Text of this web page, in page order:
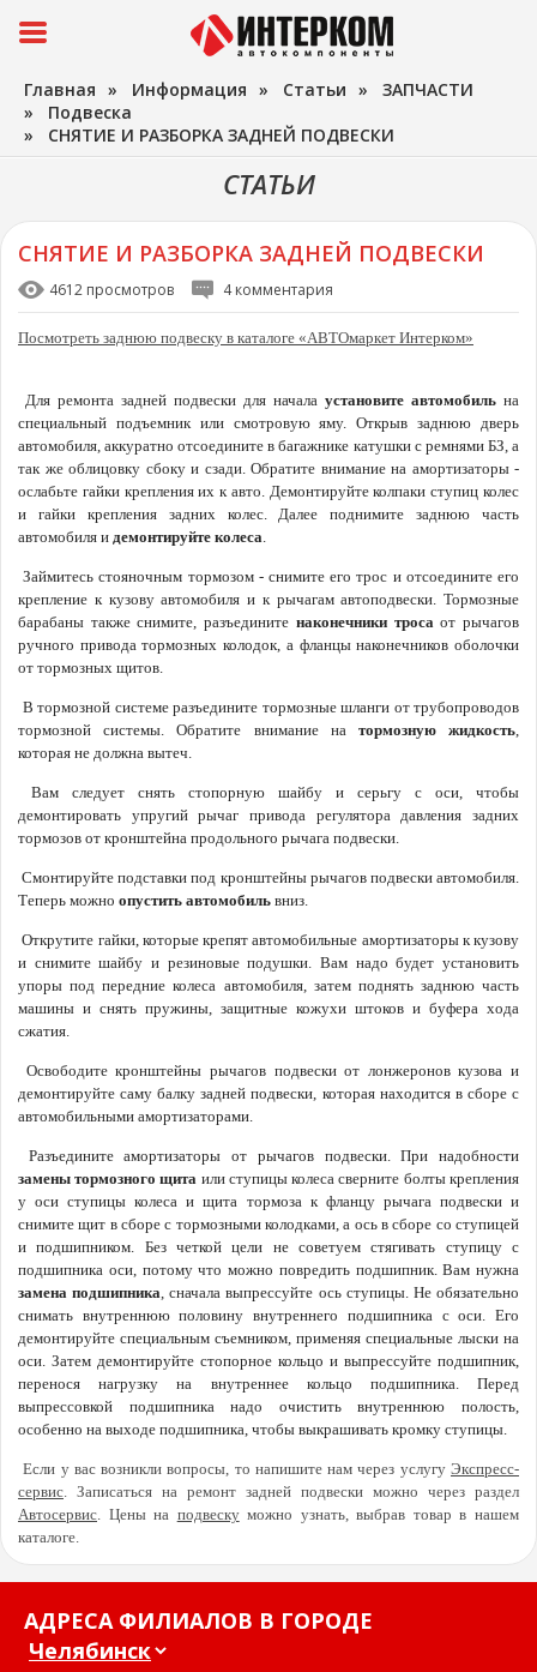
Главная » Информация » Статьи » ЗАПЧАСТИ
» Подвеска
» СНЯТИЕ И РАЗБОРКА ЗАДНЕЙ ПОДВЕСКИ
СТАТЬИ
СНЯТИЕ И РАЗБОРКА ЗАДНЕЙ ПОДВЕСКИ
4612 просмотров 4 комментария
Посмотреть заднюю подвеску в каталоге «АВТОмаркет Интерком»
Для ремонта задней подвески для начала установите автомобиль на
специальный подъемник или смотровую яму. Открыв заднюю дверь
автомобиля, аккуратно отсоедините в багажнике катушки с ремнями БЗ, а
так же облицовку сбоку и сзади. Обратите внимание на амортизаторы -
ослабьте гайки крепления их к авто. Демонтируйте колпаки ступиц колес
и гайки крепления задних колес. Далее поднимите заднюю часть
автомобиля и демонтируйте колеса.
Займитесь стояночным тормозом - снимите его трос и отсоедините его
крепление к кузову автомобиля и к рычагам автоподвески. Тормозные
барабаны также снимите, разъедините наконечники тросаот рычагов
ручного привода тормозных колодок, а фланцы наконечников оболочки
от тормозных щитов.
В тормозной системе разъедините тормозные шланги от трубопроводов
тормозной системы. Обратите внимание на тормозную жидкость,
которая не должна вытеч.
Вам следует снять стопорную шайбу и серьгу с оси, чтобы
демонтировать упругий рычаг привода регулятора давления задних
тормозов от кронштейна продольного рычага подвески.
Смонтируйте подставки под кронштейны рычагов подвески автомобиля.
Теперь можно опустить автомобиль вниз.
Открутите гайки, которые крепят автомобильные амортизаторы к кузову
и снимите шайбу и резиновые подушки. Вам надо будет установить
упоры под передние колеса автомобиля, затем поднять заднюю часть
машины и снять пружины, защитные кожухи штоков и буфера хода
сжатия.
Освободите кронштейны рычагов подвески от лонжеронов кузова и
демонтируйте саму балку задней подвески, которая находится в сборе с
автомобильными амортизаторами.
Разъедините амортизаторы от рычагов подвески. При надобности
замены тормозного щита или ступицы колеса сверните болты крепления
у оси ступицы колеса и щита тормоза к фланцу рычага подвески и
снимите щит в сборе с тормозными колодками, а ось в сборе со ступицей
и подшипником. Без четкой цели не советуем стягивать ступицу с
подшипника оси, потому что можно повредить подшипник. Вам нужна
замена подшипника, сначала выпрессуйте ось ступицы. Не обязательно
снимать внутреннюю половину внутреннего подшипника с оси. Его
демонтируйте специальным съемником, применяя специальные лыски на
оси. Затем демонтируйте стопорное кольцо и выпрессуйте подшипник,
перенося нагрузку на внутреннее кольцо подшипника. Перед
выпрессовкой подшипника надо очистить внутреннюю полость,
особенно на выходе подшипника, чтобы выкрашивать кромку ступицы.
Если у вас возникли вопросы, то напишите нам через услугу Экспресс-
сервис. Записаться на ремонт задней подвески можно через раздел
Автосервис. Цены на подвескуможно узнать, выбрав товар в нашем
каталоге.
АДРЕСА ФИЛИАЛОВ В ГОРОДЕ